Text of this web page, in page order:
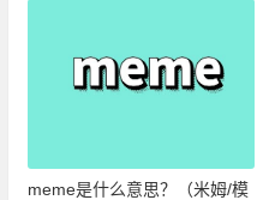
meme是什么意思？（米姆/模